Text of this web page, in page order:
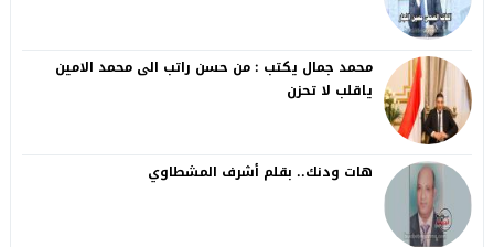
محمد جمال يكتب : من حسن راتب الى محمد الامين
ياقلب لا تحزن
هات ودنك.. بقلم أشرف المشطاوي